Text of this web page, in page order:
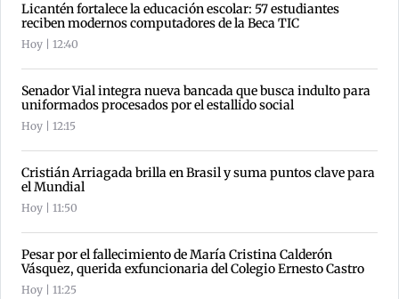
Licantén fortalece la educación escolar: 57 estudiantes
reciben modernos computadores de la Beca TIC
Hoy | 12:40
Senador Vial integra nueva bancada que busca indulto para
uniformados procesados por el estallido social
Hoy | 12:15
Cristián Arriagada brilla en Brasil y suma puntos clave para
el Mundial
Hoy | 11:50
Pesar por el fallecimiento de María Cristina Calderón
Vásquez, querida exfuncionaria del Colegio Ernesto Castro
Hoy | 11:25